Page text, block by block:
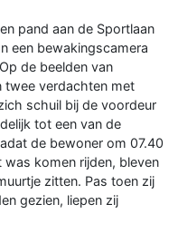
pand aan de Sportlaan
een bewakingscamera
de beelden van
twee verdachten met
schuil bij de voordeur
tot een van de
de bewoner om 07.40
komen rijden, bleven
zitten. Pas toen zij
gezien, liepen zij